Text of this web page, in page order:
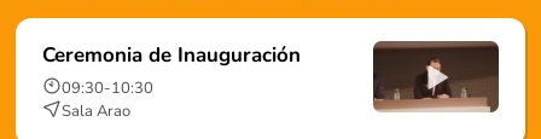
Ceremonia de Inauguración
09:30-10:30
Sala Arao